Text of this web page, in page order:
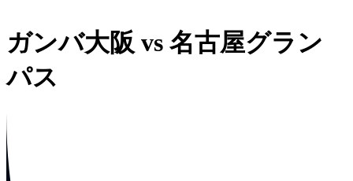
ガンバ大阪 vs 名古屋グラン
パス